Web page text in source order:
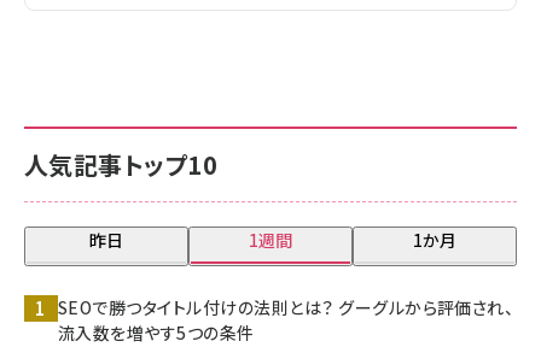
人気記事トップ10
昨日 1週間 1か月
SEOで勝つタイトル付けの法則とは？ グーグルから評価され、
流入数を増やす5つの条件